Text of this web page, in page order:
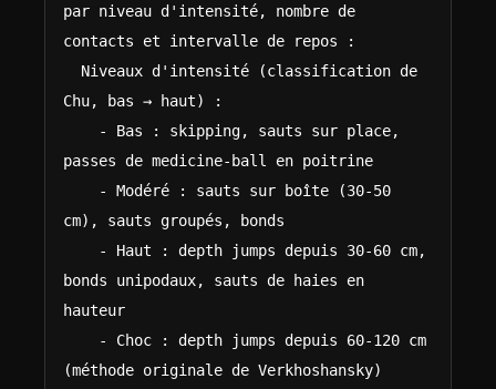
par niveau d'intensité, nombre de
contacts et intervalle de repos :
Chu, bas → haut) :
passes de medicine-ball en poitrine
cm), sauts groupés, bonds
bonds unipodaux, sauts de haies en
hauteur
(méthode originale de Verkhoshansky)